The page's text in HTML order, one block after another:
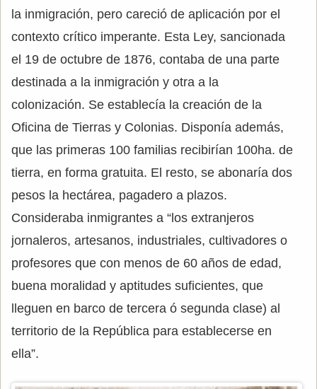
la inmigración, pero careció de aplicación por el
contexto crítico imperante. Esta Ley, sancionada
el 19 de octubre de 1876, contaba de una parte
destinada a la inmigración y otra a la
colonización. Se establecía la creación de la
Oficina de Tierras y Colonias. Disponía además,
que las primeras 100 familias recibirían 100ha. de
tierra, en forma gratuita. El resto, se abonaría dos
pesos la hectárea, pagadero a plazos.
Consideraba inmigrantes a “los extranjeros
jornaleros, artesanos, industriales, cultivadores o
profesores que con menos de 60 años de edad,
buena moralidad y aptitudes suficientes, que
lleguen en barco de tercera ó segunda clase) al
territorio de la República para establecerse en
ella”.